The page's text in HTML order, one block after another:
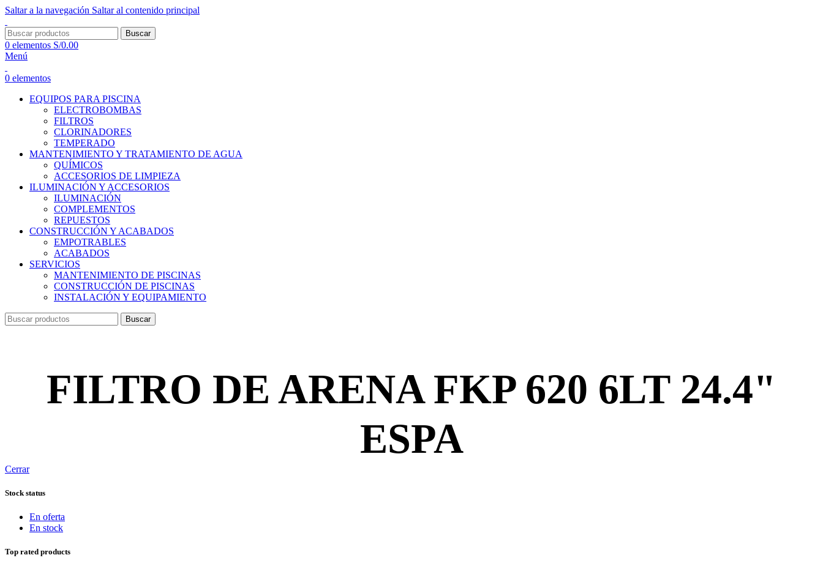
Saltar a la navegación Saltar al contenido principal
Buscar
0 elementos S/0.00
Menú
0 elementos
EQUIPOS PARA PISCINA
ELECTROBOMBAS
FILTROS
CLORINADORES
TEMPERADO
MANTENIMIENTO Y TRATAMIENTO DE AGUA
QUÍMICOS
ACCESORIOS DE LIMPIEZA
ILUMINACIÓN Y ACCESORIOS
ILUMINACIÓN
COMPLEMENTOS
REPUESTOS
CONSTRUCCIÓN Y ACABADOS
EMPOTRABLES
ACABADOS
SERVICIOS
MANTENIMIENTO DE PISCINAS
CONSTRUCCIÓN DE PISCINAS
INSTALACIÓN Y EQUIPAMIENTO
Buscar
FILTRO DE ARENA FKP 620 6LT 24.4"
ESPA
Cerrar
Stock status
En oferta
En stock
Top rated products